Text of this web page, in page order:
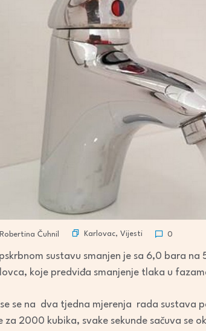
Robertina Čuhnil Karlovac, Vijesti 0
sustavu smanjen je sa 6,0 bara na
koje predviđa smanjenje tlaka u
se na dva tjedna mjerenja rada sustava
za 2000 kubika, svake sekunde sačuva se